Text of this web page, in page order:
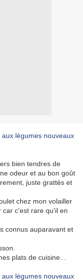
bien tendres de
odeur et au bon goût
juste grattés et
chez mon volailler
c'est rare qu'il en
connus auparavant et
plats de cuisine...